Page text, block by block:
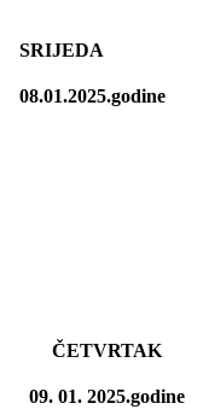
SRIJEDA
08.01.2025.godine
ČETVRTAK
09. 01. 2025.godine